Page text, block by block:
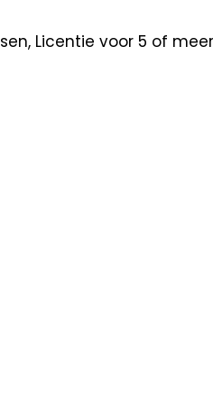
Licentie voor 5 of